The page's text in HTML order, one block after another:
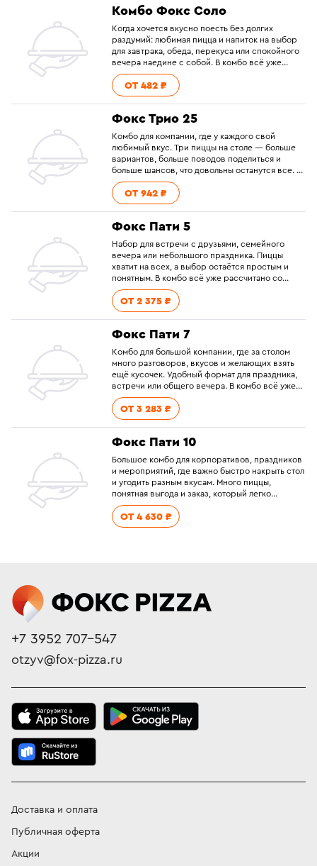
Комбо Фокс Соло
Когда хочется вкусно поесть без долгих
раздумий: любимая пицца и напиток на выбор
для завтрака, обеда, перекуса или спокойного
вечера наедине с собой. В комбо всё уже
рассчитано со скидкой. Смело выбирайте и
добавляйте в корзину.
ОТ 482 ₽
Фокс Трио 25
Комбо для компании, где у каждого свой
любимый вкус. Три пиццы на столе — больше
вариантов, больше поводов поделиться и
больше шансов, что довольны останутся все. В
комбо всё уже рассчитано со скидкой. Смело
выбирайте и добавляйте в корзину.
ОТ 942 ₽
Фокс Пати 5
Набор для встречи с друзьями, семейного
вечера или небольшого праздника. Пиццы
хватит на всех, а выбор остаётся простым и
понятным. В комбо всё уже рассчитано со
скидкой. Смело выбирайте и добавляйте в
корзину.ОТ 2 375 ₽
Фокс Пати 7
Комбо для большой компании, где за столом
много разговоров, вкусов и желающих взять
ещё кусочек. Удобный формат для праздника,
встречи или общего вечера. В комбо всё уже
рассчитано со скидкой. Смело выбирайте и
добавляйте в корзину.
ОТ 3 283 ₽
Фокс Пати 10
Большое комбо для корпоративов, праздников
и мероприятий, где важно быстро накрыть стол
и угодить разным вкусам. Много пиццы,
понятная выгода и заказ, который легко
разделить на всю компанию. В комбо всё уже
рассчитано со скидкой. Смело выбирайте и
добавляйте в корзину.
ОТ 4 630 ₽
+7 3952 707-547
otzyv@fox-pizza.ru
Доставка и оплата
Публичная оферта
Акции